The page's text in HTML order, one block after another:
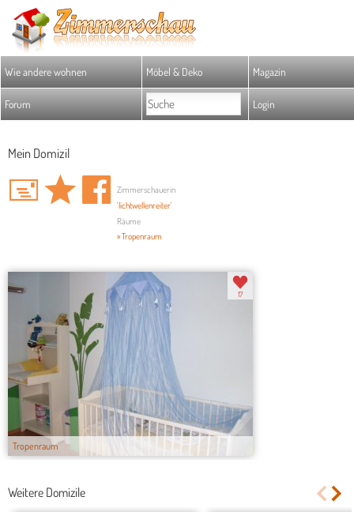
Wie andere wohnen Möbel & Deko Magazin
Forum Login
Mein Domizil
Zimmerschauerin
'lichtwellenreiter'
Räume
» Tropenraum
Tropenraum
17
Weitere Domizile